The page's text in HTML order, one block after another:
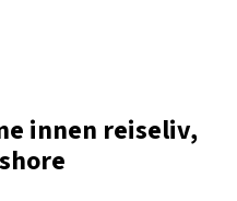
innen reiseliv,